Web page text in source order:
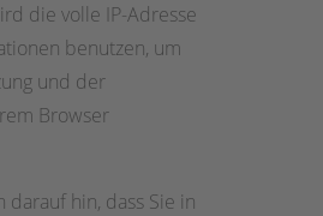
die volle IP-Adresse
benutzen, um
und der
Browser
hin, dass Sie in